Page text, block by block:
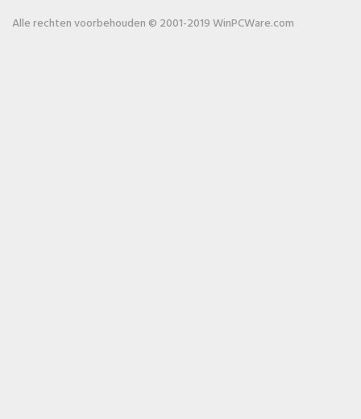
Alle rechten voorbehouden © 2001-2019 WinPCWare.com